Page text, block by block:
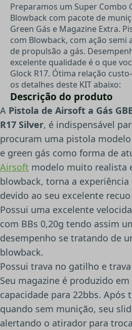
Preparamos um Super Combo
Blowback com pacote de
Green Gás e Magazine Extra.
com Blowback, com ação semi
de propulsão a gás.
excelente qualidade é o que
Glock R17. Ótima relação
os detalhes deste KIT abaixo:
Descrição do produto
A Pistola de Airsoft a Gás
R17 Silver, é indispensável
procuram uma pistola
e green gás como forma de
Airsoft modelo muito realista
blowback, torna a
devido ao seu excelente
Possui uma excelente
com BBs 0,20g tendo assim
desempenho se tratando de
blowback.
Possui trava no gatilho e
Seu magazine é produzido
capacidade para 22bbs. Após
quando sem munição, seu
alertando o atirador para